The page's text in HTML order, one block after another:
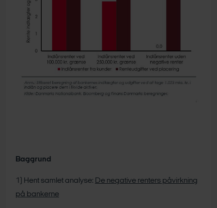
Baggrund
1) Hent samlet analyse: De negative renters påvirkning
på bankerne